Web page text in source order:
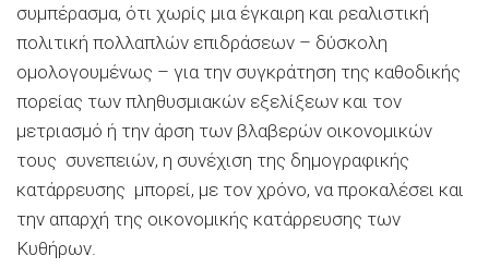
συμπέρασμα, ότι χωρίς μια έγκαιρη και ρεαλιστική
πολιτική πολλαπλών επιδράσεων – δύσκολη
ομολογουμένως – για την συγκράτηση της καθοδικής
πορείας των πληθυσμιακών εξελίξεων και τον
μετριασμό ή την άρση των βλαβερών οικονομικών
τους συνεπειών, η συνέχιση της δημογραφικής
κατάρρευσης μπορεί, με τον χρόνο, να προκαλέσει και
την απαρχή της οικονομικής κατάρρευσης των
Κυθήρων.